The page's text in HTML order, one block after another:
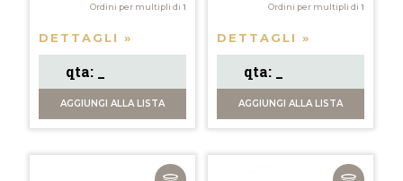
Ordini per multipli di 1
DETTAGLI »
AGGIUNGIALLA LISTA
Ordini per multipli di 1
DETTAGLI »
AGGIUNGI ALLA LISTA